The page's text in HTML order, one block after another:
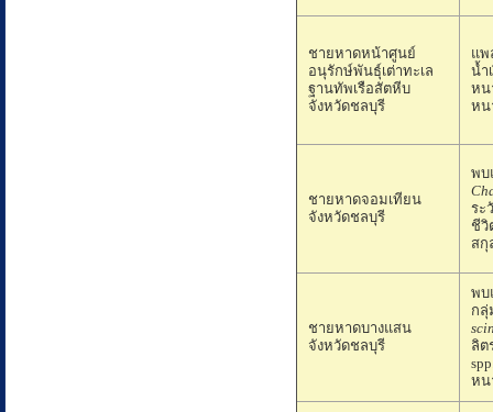
ชายหาดหน้าศูนย์
อนุรักษ์พันธุ์เต่าทะเล
ฐานทัพเรือสัตหีบ
จังหวัดชลบุรี
แพ
น้ำ
หน
หน
ชายหาดจอมเทียน
จังหวัดชลบุรี
พบ
ระ
ชีวิ
ส
ชายหาดบางแสน
จังหวัดชลบุรี
พบ
กลุ่
ลิต
หน